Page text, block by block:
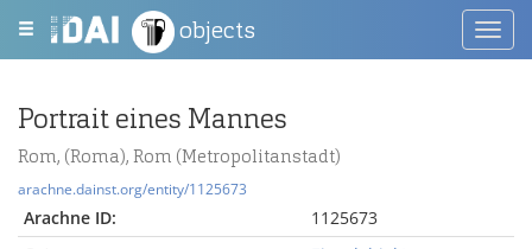
objects
Portrait eines Mannes
Rom, (Roma), Rom (Metropolitanstadt)
arachne.dainst.org/entity/1125673
Arachne ID:
1125673